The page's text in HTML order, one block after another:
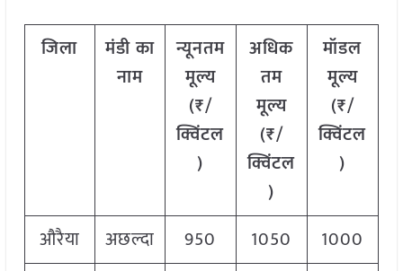
जिला
मंडी का
नाम
न्यूनतम
मूल्य
(₹/
क्विंटल
)
अधिक
तम
मूल्य
(₹/
क्विंटल
)
मॉडल
मूल्य
(₹/
क्विंटल
)
औरैया अछल्दा 950 1050
1000